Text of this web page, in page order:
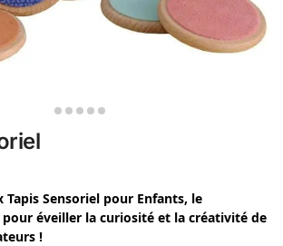
Sensoriel pour Enfants, le
éveiller la curiosité et la créativité de
!